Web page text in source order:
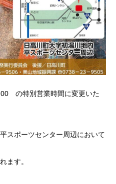
00 の特別営業時間に変更いた
スポーツセンター周辺において
ます。